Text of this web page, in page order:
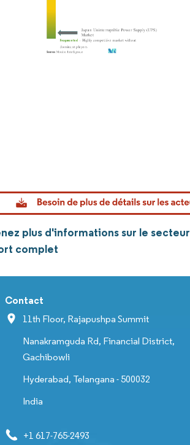
plus d'informations sur le
complet
Contact
11th Floor, Rajapushpa Summit
Nanakramguda Rd, Financial District,
Gachibowli
Hyderabad, Telangana - 500032
India
+1 617-765-2493